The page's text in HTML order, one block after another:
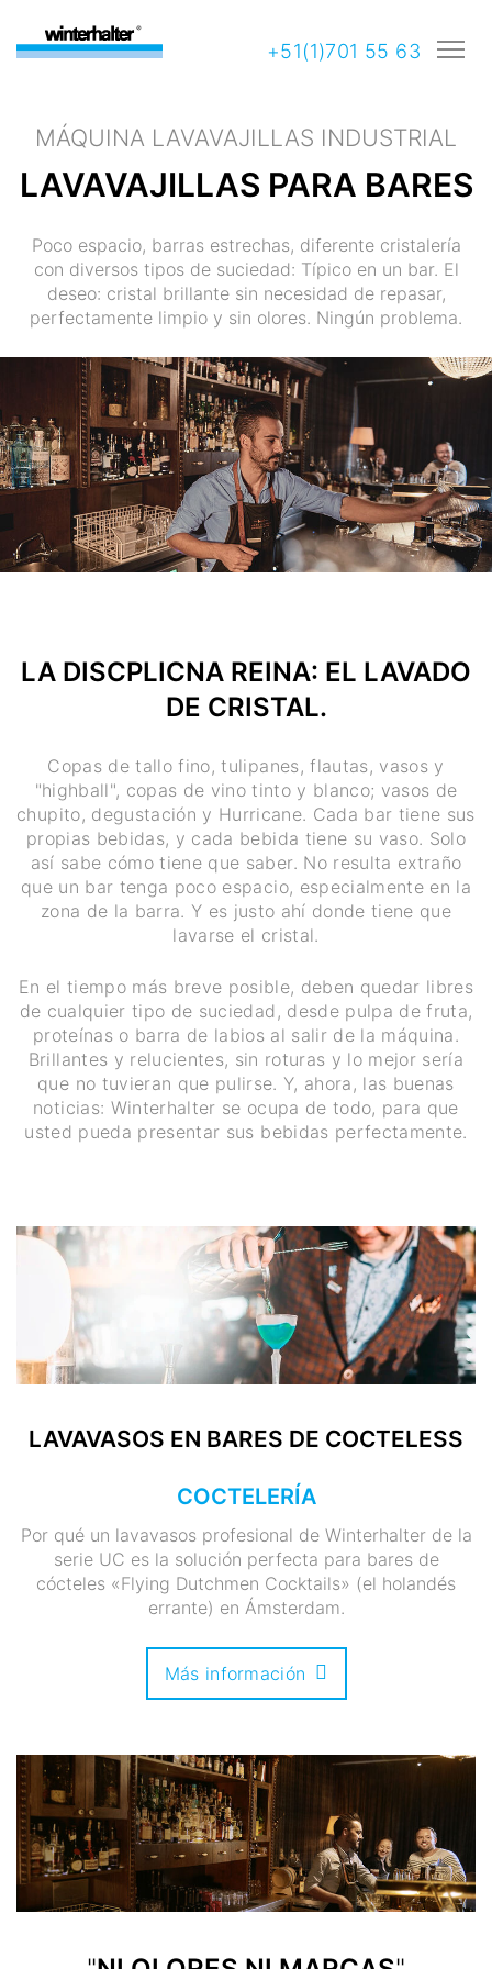
+51(1)701 55 63
MÁQUINA LAVAVAJILLAS INDUSTRIAL
LAVAVAJILLAS PARA BARES
Poco espacio, barras estrechas, diferente cristalería
con diversos tipos de suciedad: Típico en un bar. El
deseo: cristal brillante sin necesidad de repasar,
perfectamente limpio y sin olores. Ningún problema.
LA DISCPLICNA REINA: EL LAVADO
DE CRISTAL.
Copas de tallo fino, tulipanes, flautas, vasos y
"highball", copas de vino tinto y blanco; vasos de
chupito, degustación y Hurricane. Cada bar tiene sus
propias bebidas, y cada bebida tiene su vaso. Solo
así sabe cómo tiene que saber. No resulta extraño
que un bar tenga poco espacio, especialmente en la
zona de la barra. Y es justo ahí donde tiene que
lavarse el cristal.
En el tiempo más breve posible, deben quedar libres
de cualquier tipo de suciedad, desde pulpa de fruta,
proteínas o barra de labios al salir de la máquina.
Brillantes y relucientes, sin roturas y lo mejor sería
que no tuvieran que pulirse. Y, ahora, las buenas
noticias: Winterhalter se ocupa de todo, para que
usted pueda presentar sus bebidas perfectamente.
COCTELERÍA
LAVAVASOS EN BARES DE COCTELESS
Por qué un lavavasos profesional de Winterhalter de la
serie UC es la solución perfecta para bares de
cócteles «Flying Dutchmen Cocktails» (el holandés
errante) en Ámsterdam.
Más información